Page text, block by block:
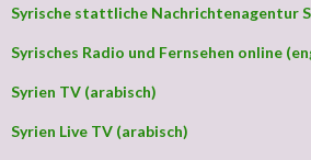
Syrische stattliche Nachrichtenagentur
Syrisches Radio und Fernsehen online
Syrien TV (arabisch)
Syrien Live TV (arabisch)